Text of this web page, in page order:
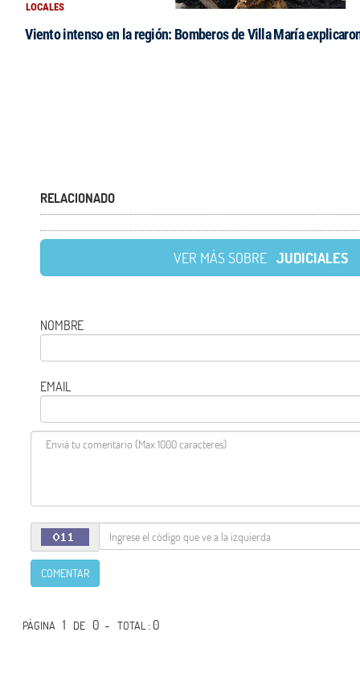
LOCALES
Viento intenso en la región: Bomberos de Villa María
RELACIONADO
VER MÁS SOBRE JUDICIALES
NOMBRE
EMAIL
COMENTAR
PÁGINA 1 DE 0 -TOTAL: 0